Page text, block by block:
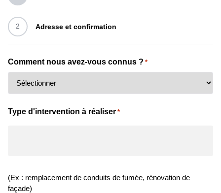
2 Adresse et confirmation
Comment nous avez-vous connus ? *
Type d'intervention à réaliser *
(Ex : remplacement de conduits de fumée, rénovation de
façade)